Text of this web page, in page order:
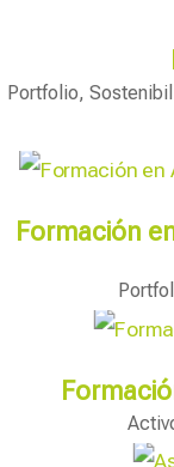
Portfolio,
Formación